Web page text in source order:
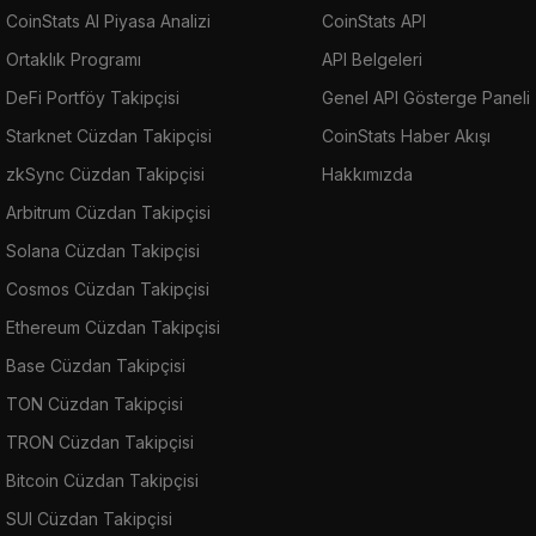
CoinStats AI Piyasa Analizi
Ortaklık Programı
DeFi Portföy Takipçisi
Starknet Cüzdan Takipçisi
zkSync Cüzdan Takipçisi
Arbitrum Cüzdan Takipçisi
Solana Cüzdan Takipçisi
Cosmos Cüzdan Takipçisi
Ethereum Cüzdan Takipçisi
Base Cüzdan Takipçisi
TON Cüzdan Takipçisi
TRON Cüzdan Takipçisi
Bitcoin Cüzdan Takipçisi
SUI Cüzdan Takipçisi
CoinStats API
API Belgeleri
Genel API Gösterge Paneli
CoinStats Haber Akışı
Hakkımızda